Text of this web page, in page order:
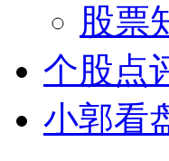
股票
个股点
小郭看